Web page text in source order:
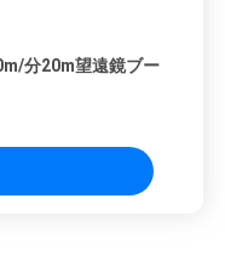
分20m望遠鏡ブー